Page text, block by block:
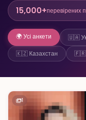
15,000+перевірених
🌍 Усі анкети 🇺🇦
🇰🇿 Казахстан
🇫🇷
1